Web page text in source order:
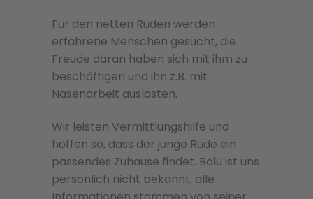
Für den netten Rüden werden
erfahrene Menschen gesucht, die
Freude daran haben sich mit ihm zu
beschäftigen und ihn z.B. mit
Nasenarbeit auslasten.
Wir leisten Vermittlungshilfe und
hoffen so, dass der junge Rüde ein
passendes Zuhause findet. Balu ist uns
persönlich nicht bekannt, alle